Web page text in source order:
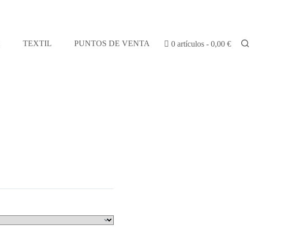
TEXTIL PUNTOS DE VENTA 0 artículos 0,00 €